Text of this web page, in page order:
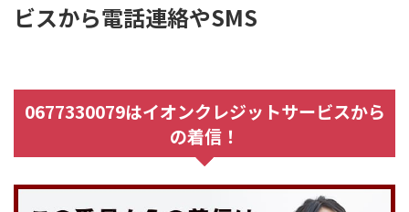
ビスから電話連絡やSMS
0677330079はイオンクレジットサービスから
の着信！